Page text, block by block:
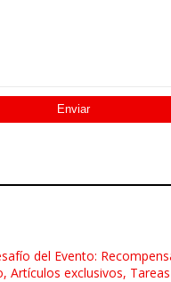
del Evento:
Artículos exclusivos,